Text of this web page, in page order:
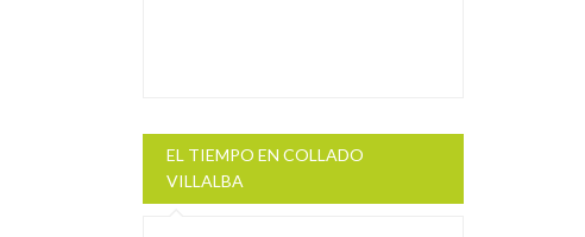
EL TIEMPO EN COLLADO
VILLALBA